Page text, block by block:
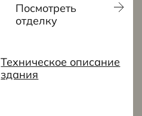
Посмотреть
отделку
Техническое описание
здания